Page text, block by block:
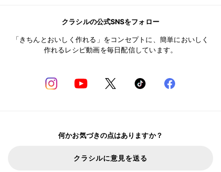
クラシルの公式SNSをフォロー
「きちんとおいしく作れる」をコンセプトに、簡単においしく
作れるレシピ動画を毎日配信しています。
何かお気づきの点はありますか？
クラシルに意見を送る